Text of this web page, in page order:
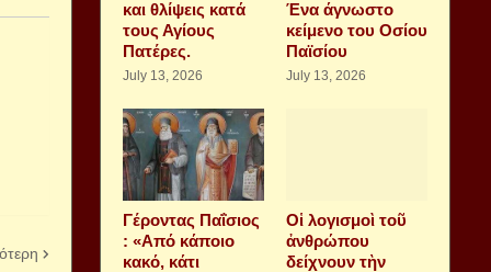
και θλίψεις κατά
τους Αγίους
Πατέρες.
July 13, 2026
Ένα άγνωστο
κείμενο του Οσίου
Παϊσίου
July 13, 2026
Γέροντας Παΐσιος
: «Από κάποιο
κακό, κάτι
Οἱ λογισμοὶ τοῦ
ἀνθρώπου
δείχνουν τὴν